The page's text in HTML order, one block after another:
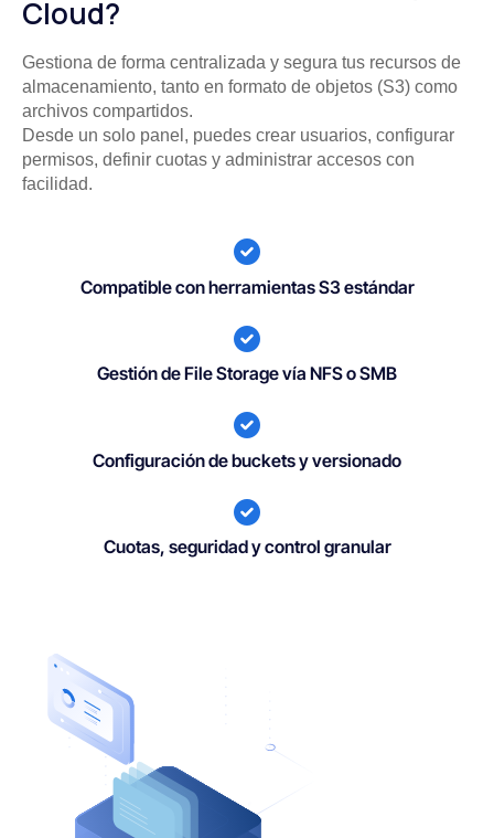
Cloud?
Gestiona de forma centralizada y segura tus recursos de
almacenamiento, tanto en formato de objetos (S3) como
archivos compartidos.
Desde un solo panel, puedes crear usuarios, configurar
permisos, definir cuotas y administrar accesos con
facilidad.
Compatible con herramientas S3 estándar
Gestión de File Storage vía NFS o SMB
Configuración de buckets y versionado
Cuotas, seguridad y control granular